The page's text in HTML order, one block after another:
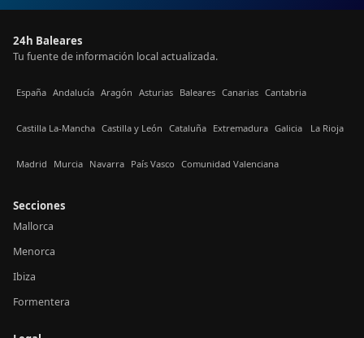
24h Baleares
Tu fuente de información local actualizada.
España Andalucía Aragón Asturias Baleares Canarias Cantabria
Castilla La-Mancha Castilla y León Cataluña Extremadura Galicia La Rioja
Madrid Murcia Navarra País Vasco Comunidad Valenciana
Secciones
Mallorca
Menorca
Ibiza
Formentera